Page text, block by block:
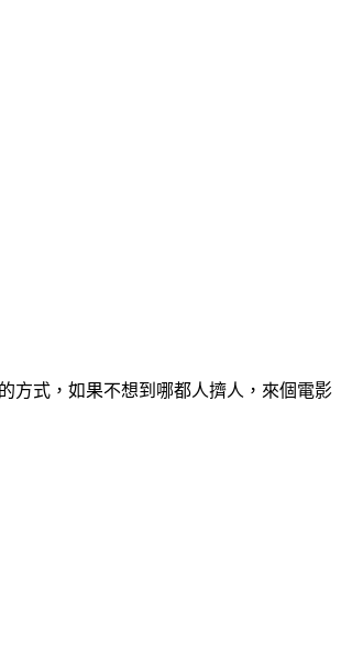
方式，如果不想到哪都人擠人，來個電影